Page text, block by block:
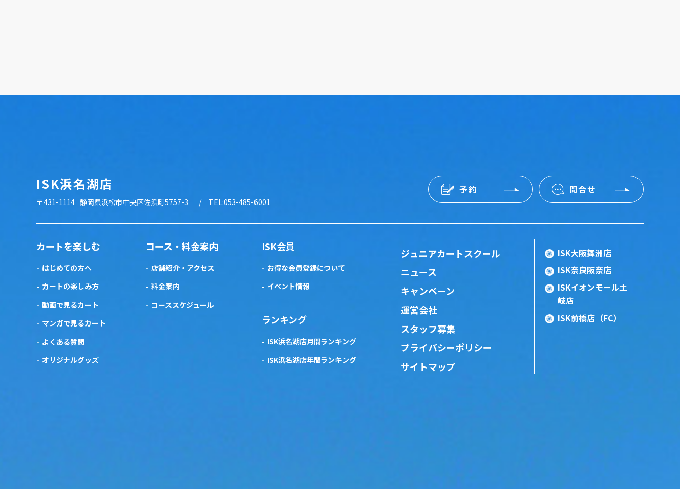
ISK浜名湖店
〒431-1114 静岡県浜松市中央区佐浜町5757-3 TEL:053-485-6001
予約 問合せ
カートを楽しむ
はじめての方へ
カートの楽しみ方
動画で見るカート
マンガで見るカート
よくある質問
オリジナルグッズ
コース・料金案内
店舗紹介・アクセス
料金案内
コーススケジュール
ISK会員
お得な会員登録について
イベント情報
ランキング
ISK浜名湖店月間ランキング
ISK浜名湖店年間ランキング
ジュニアカートスクール
ニュース
キャンペーン
運営会社
スタッフ募集
プライバシーポリシー
サイトマップ
ISK大阪舞洲店
ISK奈良阪奈店
ISKイオンモール土
岐店
ISK前橋店（FC）